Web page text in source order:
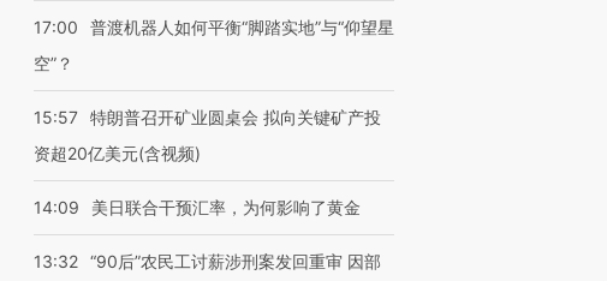
17:00
普渡机器人如何平衡“脚踏实地”与“仰望星
空”？
15:57 特朗普召开矿业圆桌会 拟向关键矿产投
资超20亿美元(含视频)
14:09 美日联合干预汇率，为何影响了黄金
13:32 “90后”农民工讨薪涉刑案发回重审 因部